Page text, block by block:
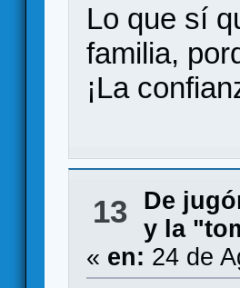
Lo que sí
familia,
¡La
13 De
y la
« en: 24 de